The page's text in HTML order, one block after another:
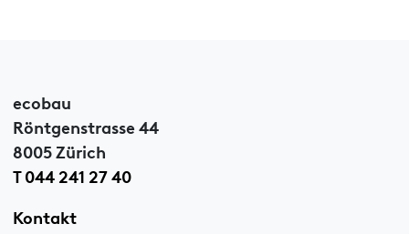
ecobau
Röntgenstrasse 44
8005 Zürich
T 044 241 27 40
Kontakt